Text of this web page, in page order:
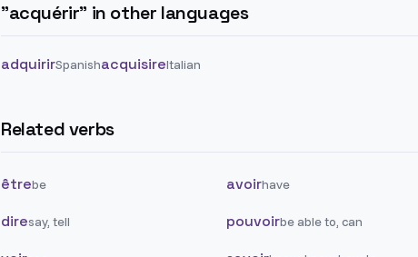
"acquérir" in other languages
adquirirSpanishacquisireItalian
Related verbs
êtrebe avoirhave
diresay, tell pouvoirbe able to, can